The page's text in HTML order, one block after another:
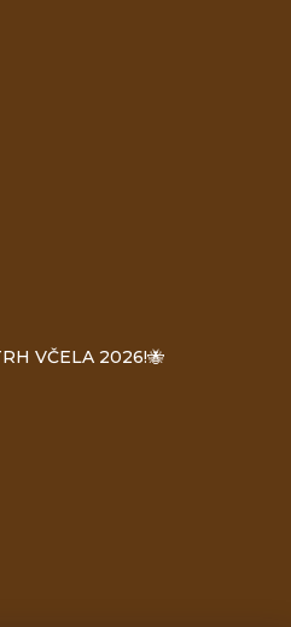
VČELA 2026!🐝